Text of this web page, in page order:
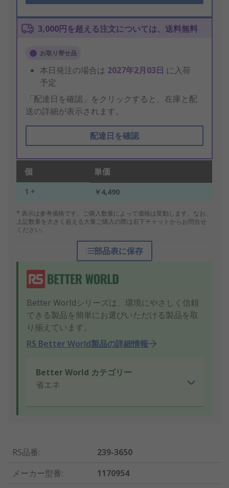
3,000円を超える注文については、送料無料
お取り寄せ品
本日発注の場合は 2027年2月03日 に入荷
予定
「配達日を確認」をクリックすると、在庫と配
送の詳細が表示されます。
配達日を確認
個 単価
1 + ￥4,490
* 表示は参考価格です。ご購入数量によって価格は変動します。なお、
上記数量を大きく超える大量ご購入の際は右下チャットからお問合せ
ください。
部品表に保存
Better Worldシリーズは、環境にやさしく信頼
できる製品を簡単にお選びいただける製品を取
り揃えています。
RS Better World製品の詳細情報
Better World カテゴリー
省エネ
RS品番:
239-3650
メーカー型番:
1170954